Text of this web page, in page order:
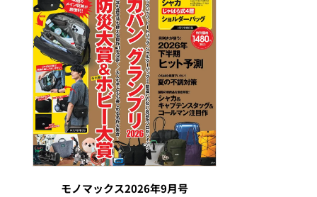
モノマックス2026年9月号